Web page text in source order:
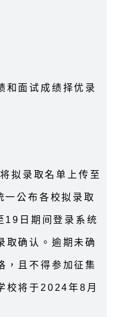
和面试成绩择优录
拟录取名单上传至
公布各校拟录取
19日期间登录系统
取确认。逾期未确
，且不得参加征集
校将于2024年8月